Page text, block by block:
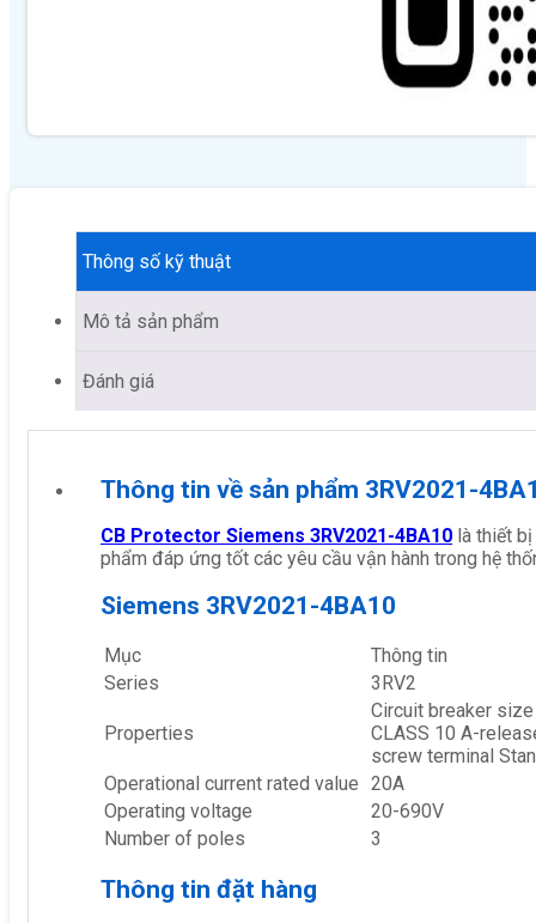
Thông số kỹ thuật
Mô tả sản phẩm
Đánh giá
Thông tin về sản phẩm 3RV2021-
CB Protector Siemens 3RV2021-4BA10 là thiết
phẩm đáp ứng tốt các yêu cầu vận hành trong hệ
Siemens 3RV2021-4BA10
Mục
Thông tin
Series
3RV2
Properties
Circuit breaker
CLASS 10 A-
screw terminal
Operational current rated value 20A
Operating voltage
20-690V
Number of poles
3
Thông tin đặt hàng